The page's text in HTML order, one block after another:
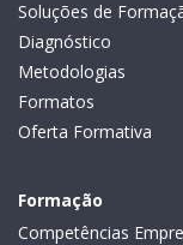
Soluções de
Diagnóstico
Metodologias
Formatos
Oferta Formativa
Formação
Competências